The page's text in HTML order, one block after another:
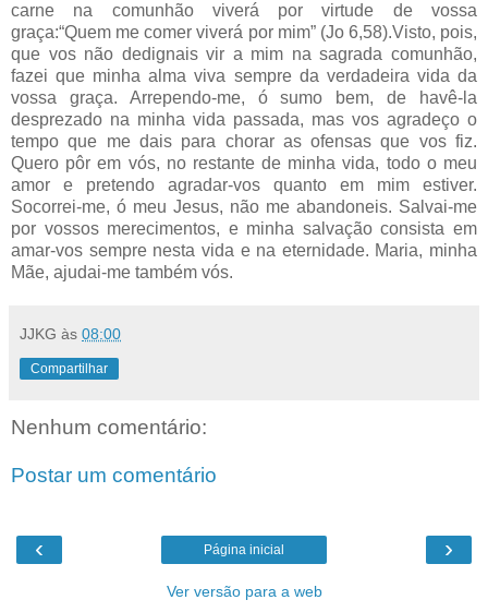
carne na comunhão viverá por virtude de vossa
graça:“Quem me comer viverá por mim” (Jo 6,58).Visto, pois,
que vos não dedignais vir a mim na sagrada comunhão,
fazei que minha alma viva sempre da verdadeira vida da
vossa graça. Arrependo-me, ó sumo bem, de havê-la
desprezado na minha vida passada, mas vos agradeço o
tempo que me dais para chorar as ofensas que vos fiz.
Quero pôr em vós, no restante de minha vida, todo o meu
amor e pretendo agradar-vos quanto em mim estiver.
Socorrei-me, ó meu Jesus, não me abandoneis. Salvai-me
por vossos merecimentos, e minha salvação consista em
amar-vos sempre nesta vida e na eternidade. Maria, minha
Mãe, ajudai-me também vós.
JJKG às 08:00
Compartilhar
Nenhum comentário:
Postar um comentário
‹ ›
Página inicial
Ver versão para a web